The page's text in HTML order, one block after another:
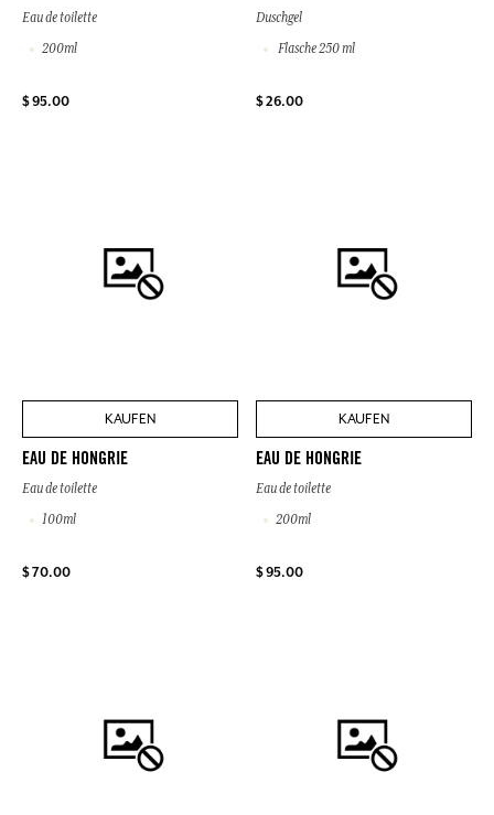
Eau de toilette
200ml
$ 95.00
Duschgel
Flasche 250 ml
$ 26.00
KAUFEN
EAU DE HONGRIE
Eau de toilette
100ml
$ 70.00
KAUFEN
EAU DE HONGRIE
Eau de toilette
200ml
$ 95.00